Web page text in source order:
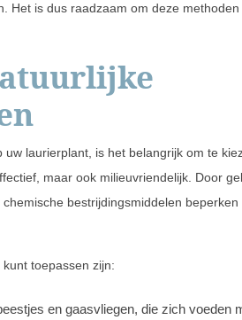
Het is dus raadzaam om deze
laurierplant, is het belangrijk om te
maar ook milieuvriendelijk. Door
bestrijdingsmiddelen
toepassen zijn:
en gaasvliegen, die zich voeden